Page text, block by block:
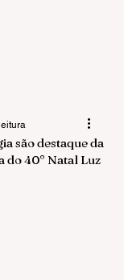
são destaque da
40° Natal Luz